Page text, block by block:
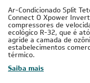
Ar-Condicionado Split
Connect O Xpower
compressores de
ecológico R-32, que é
agride a camada de
estabelecimentos
térmico.
Saiba mais